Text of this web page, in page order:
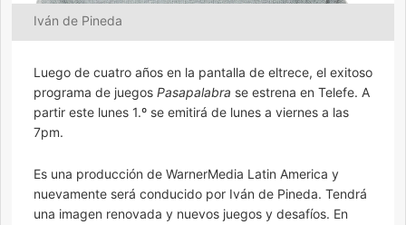
Iván de Pineda
Luego de cuatro años en la pantalla de eltrece, el exitoso
programa de juegos Pasapalabra se estrena en Telefe. A
partir este lunes 1.º se emitirá de lunes a viernes a las
7pm.
Es una producción de WarnerMedia Latin America y
nuevamente será conducido por Iván de Pineda. Tendrá
una imagen renovada y nuevos juegos y desafíos. En